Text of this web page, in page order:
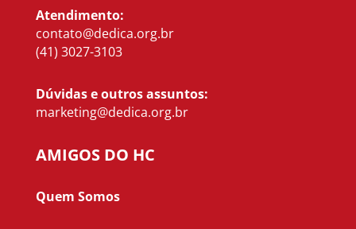
Atendimento:
contato@dedica.org.br
(41) 3027-3103
Dúvidas e outros assuntos:
marketing@dedica.org.br
AMIGOS DO HC
Quem Somos